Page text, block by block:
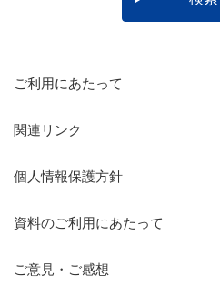
ご利用にあたって
関連リンク
個人情報保護方針
資料のご利用にあたって
ご意見・ご感想